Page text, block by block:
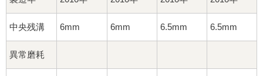
中央残溝 6mm 6mm 6.5mm 6.5mm
異常磨耗